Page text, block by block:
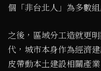
個「非台北人」為多數
之後，區域分工造就更
代，城市本身作為經濟
皮帶動本土建設相關產